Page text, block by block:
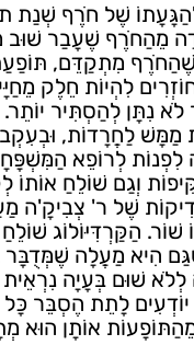
שֶׁל חֹרֶף שְׁנַת
מֵהַחֹרֶף שֶׁעָבַר שׁוּב
מִתְקַדֵּם,
לִהְיוֹת חֵלֶק
נִתָּן לְהַסְתִּיר
מַמָּשׁ לַחֲרָדוֹת,
לִפְנוֹת לְרוֹפֵא
וְגַם שׁוֹלֵחַ אוֹתוֹ
שֶׁל ר' צְבִיקָ'ה
שׁוֹר. הַקַּרְדִּיּוֹלוֹג
הִיא מַעֲלָה
שׁוּם בְּעָיָה נִרְאֵית
יוֹדְעִים לָתֵת הֶסְבֵּר
אוֹתָן הוּא